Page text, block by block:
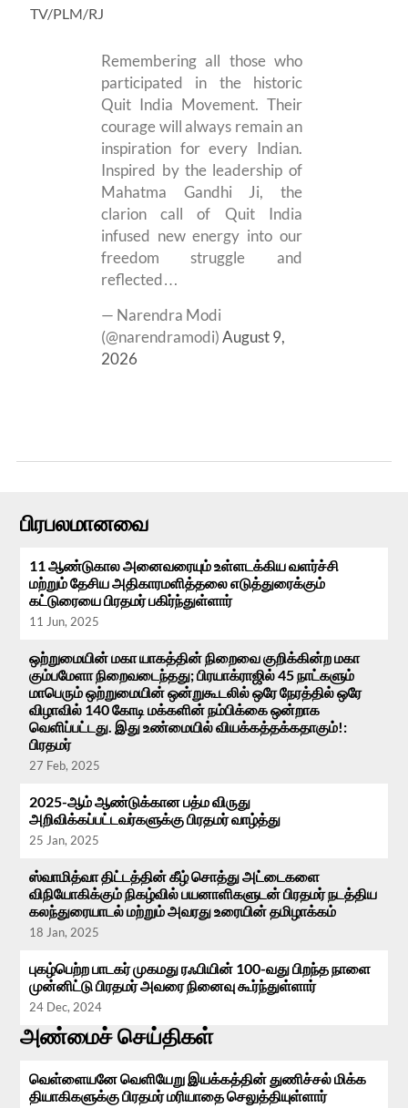
TV/PLM/RJ
Remembering all those who
participated in the historic
Quit India Movement. Their
courage will always remain an
inspiration for every Indian.
Inspired by the leadership of
Mahatma Gandhi Ji, the
clarion call of Quit India
infused new energy into our
freedom struggle and
reflected…
— Narendra Modi
(@narendramodi)August 9,
2026
பிரபலமானவை
11 ஆண்டுகால அனைவரையும் உள்ளடக்கிய வளர்ச்சி
மற்றும் தேசிய அதிகாரமளித்தலை எடுத்துரைக்கும்
கட்டுரையை பிரதமர் பகிர்ந்துள்ளார்
11 Jun, 2025
ஒற்றுமையின் மகா யாகத்தின் நிறைவை குறிக்கின்ற மகா
கும்பமேளா நிறைவடைந்தது; பிரயாக்ராஜில் 45 நாட்களும்
மாபெரும் ஒற்றுமையின் ஒன்றுகூடலில் ஒரே நேரத்தில் ஒரே
விழாவில் 140 கோடி மக்களின் நம்பிக்கை ஒன்றாக
வெளிப்பட்டது. இது உண்மையில் வியக்கத்தக்கதாகும்!:
பிரதமர்
27 Feb, 2025
2025-ஆம் ஆண்டுக்கான பத்ம விருது
அறிவிக்கப்பட்டவர்களுக்கு பிரதமர் வாழ்த்து
25 Jan, 2025
ஸ்வாமித்வா திட்டத்தின் கீழ் சொத்து அட்டைகளை
விநியோகிக்கும் நிகழ்வில் பயனாளிகளுடன் பிரதமர் நடத்திய
கலந்துரையாடல் மற்றும் அவரது உரையின் தமிழாக்கம்
18 Jan, 2025
புகழ்பெற்ற பாடகர் முகமது ரஃபியின் 100-வது பிறந்த நாளை
முன்னிட்டு பிரதமர் அவரை நினைவு கூர்ந்துள்ளார்
24 Dec, 2024
அண்மைச் செய்திகள்
வெள்ளையனே வெளியேறு இயக்கத்தின் துணிச்சல் மிக்க
தியாகிகளுக்கு பிரதமர் மரியாதை செலுத்தியுள்ளார்